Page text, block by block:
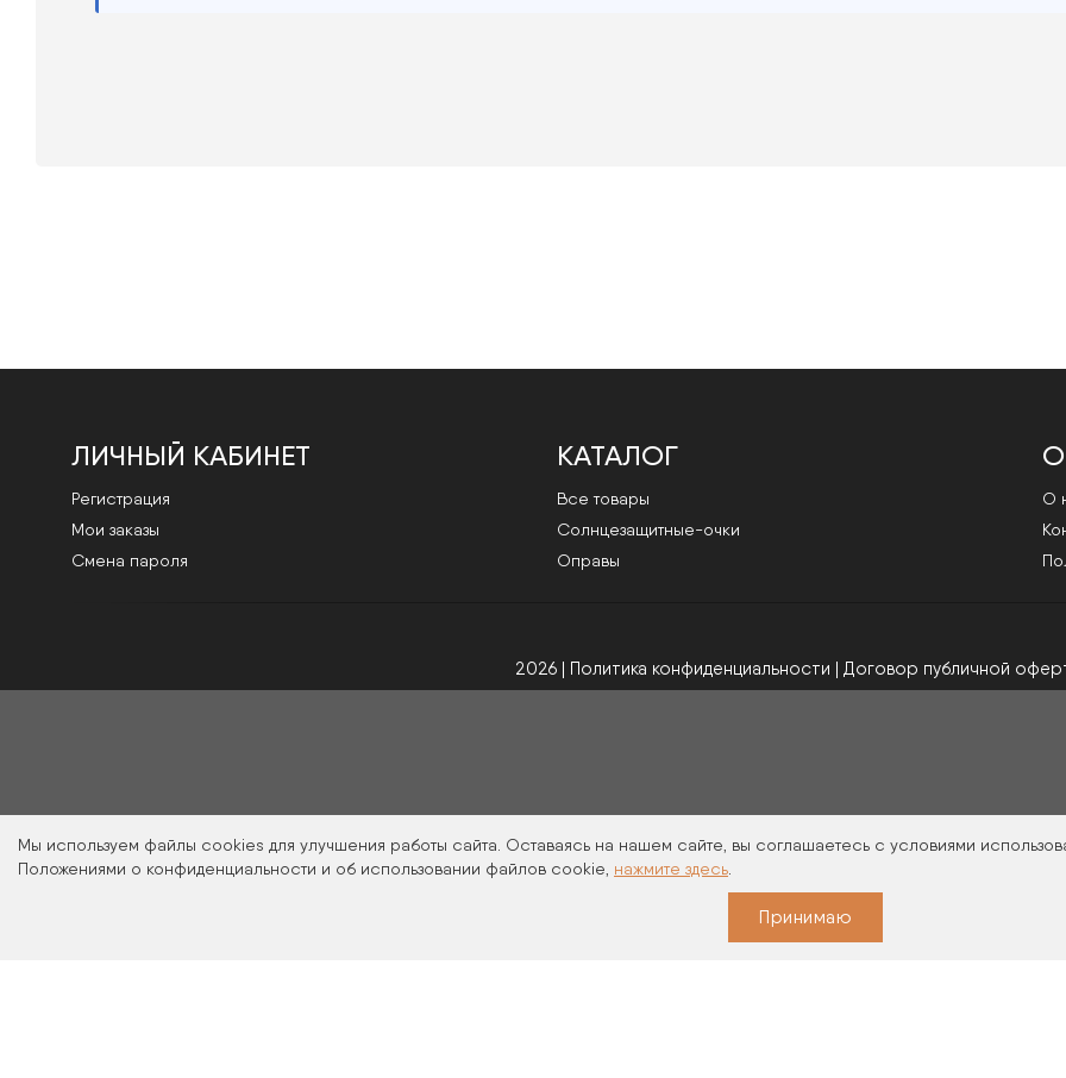
Мы используем файлы cookies для улучшения работы сайта. Оставаясь на нашем сайте, вы соглашаетесь с условиями
Положениями о конфиденциальности и об использовании файлов cookie, нажмите здесь
Принимаю
ЛИЧНЫЙ КАБИНЕТ
Регистрация
Мои заказы
Смена пароля
КАТАЛОГ
Все товары
Cолнцезащитные-очки
Оправы
О
2026 | Политика конфиденциальности | Договор публичной